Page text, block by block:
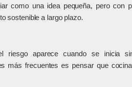
como una idea pequeña, pero con
sostenible a largo plazo.
riesgo aparece cuando se inicia
más frecuentes es pensar que